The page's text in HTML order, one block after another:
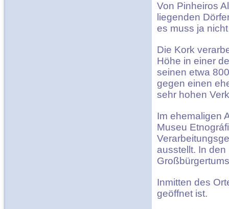
Von Pinheiros
liegenden
es muss ja
Die Kork
Höhe in einer
seinen etwa
gegen einen
sehr hohen
Im ehemaligen
Museu
ausstellt. In
Inmitten des
geöffnet ist.